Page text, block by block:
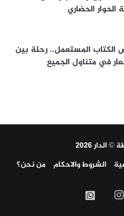
الحوار الحضاري
لمعرض الكتاب المستعمل.. رحلة بين
في متناول الجميع
2026
الشروط والاحكام من نحن؟
انستقرامواتساب